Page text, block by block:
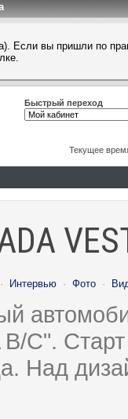
Если вы пришли по
Быстрый переход
Текущее
· Интервью · Фото ·
C".
Над